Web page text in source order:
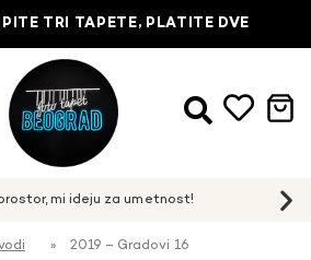
TRI TAPETE, PLATITE DVE
» 2019 – Gradovi 16